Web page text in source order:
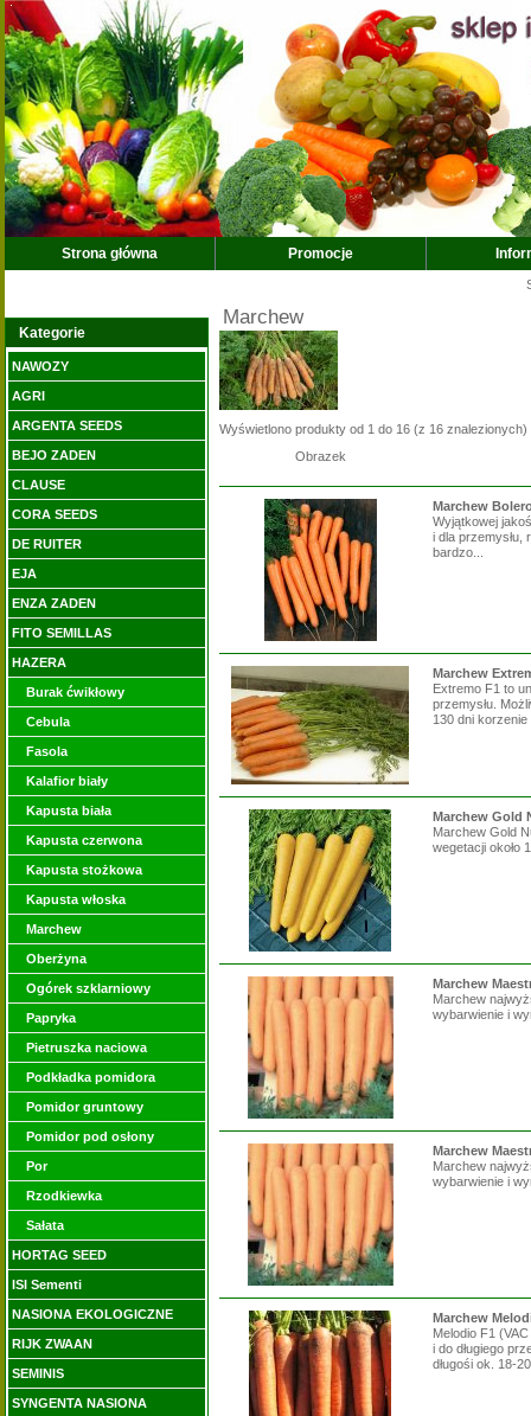
Strona główna Promocje
Kategorie
NAWOZY
AGRI
ARGENTA SEEDS
BEJO ZADEN
CLAUSE
CORA SEEDS
DE RUITER
EJA
ENZA ZADEN
FITO SEMILLAS
HAZERA
Burak ćwikłowy
Cebula
Fasola
Kalafior biały
Kapusta biała
Kapusta czerwona
Kapusta stożkowa
Kapusta włoska
Marchew
Oberżyna
Ogórek szklarniowy
Papryka
Pietruszka naciowa
Podkładka pomidora
Pomidor gruntowy
Pomidor pod osłony
Por
Rzodkiewka
Sałata
HORTAG SEED
ISI Sementi
NASIONA EKOLOGICZNE
RIJK ZWAAN
SEMINIS
SYNGENTA NASIONA
Marchew
Wyświetlono produkty od 1 do 16 (z 16 znalezionych)
Obrazek
Marchew
Wyjątkowej
i dla przemysłu,
bardzo...
Marchew
Extremo F1 to
przemysłu.
130 dni korzenie
Marchew Gold
Marchew Gold
wegetacji około
Marchew
Marchew
wybarwienie i
Marchew
Marchew
wybarwienie i
Marchew
Melodio F1
i do długiego
długośi ok. 18-